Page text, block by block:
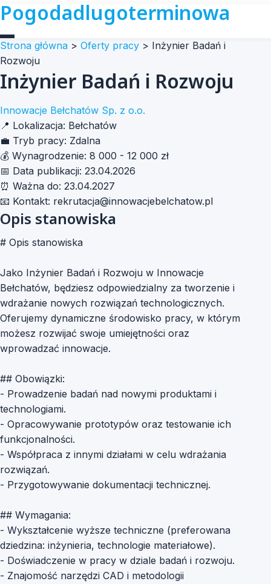
Pogodadlugoterminowa
Strona główna > Oferty pracy > Inżynier Badań i
Rozwoju
Inżynier Badań i Rozwoju
Innowacje Bełchatów Sp. z o.o.
📍 Lokalizacja: Bełchatów
💼 Tryb pracy: Zdalna
💰 Wynagrodzenie: 8 000 - 12 000 zł
📅 Data publikacji: 23.04.2026
⏰ Ważna do: 23.04.2027
📧 Kontakt: rekrutacja@innowacjebelchatow.pl
Opis stanowiska
# Opis stanowiska
Jako Inżynier Badań i Rozwoju w Innowacje
Bełchatów, będziesz odpowiedzialny za tworzenie i
wdrażanie nowych rozwiązań technologicznych.
Oferujemy dynamiczne środowisko pracy, w którym
możesz rozwijać swoje umiejętności oraz
wprowadzać innowacje.
## Obowiązki:
- Prowadzenie badań nad nowymi produktami i
technologiami.
- Opracowywanie prototypów oraz testowanie ich
funkcjonalności.
- Współpraca z innymi działami w celu wdrażania
rozwiązań.
- Przygotowywanie dokumentacji technicznej.
## Wymagania:
- Wykształcenie wyższe techniczne (preferowana
dziedzina: inżynieria, technologie materiałowe).
- Doświadczenie w pracy w dziale badań i rozwoju.
- Znajomość narzędzi CAD i metodologii